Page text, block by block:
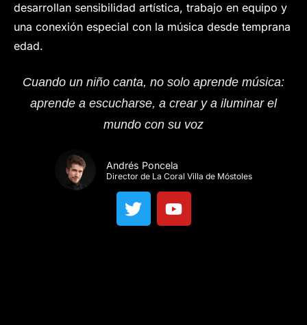
desarrollan sensibilidad artística, trabajo en equipo y
una conexión especial con la música desde temprana
edad.
Cuando un niño canta, no solo aprende música:
aprende a escucharse, a crear y a iluminar el
mundo con su voz
Andrés Poncela
Director de La Coral Villa de Móstoles